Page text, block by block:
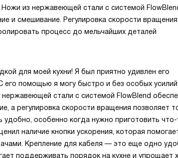
из нержавеющей стали с системой
и смешивание. Регулировка скорости
процесс до мельчайших деталей
для моей кухни! Я был приятно удивлен его
помощью я могу быстро и без особых усилий
стали с системой FlowBlend
а регулировка скорости вращения позволяет
особенно когда нужно приготовить что-
наличие кнопки ускорения, которая
Крепление для кабеля — это еще одно
поддерживать порядок на кухне и упрощает